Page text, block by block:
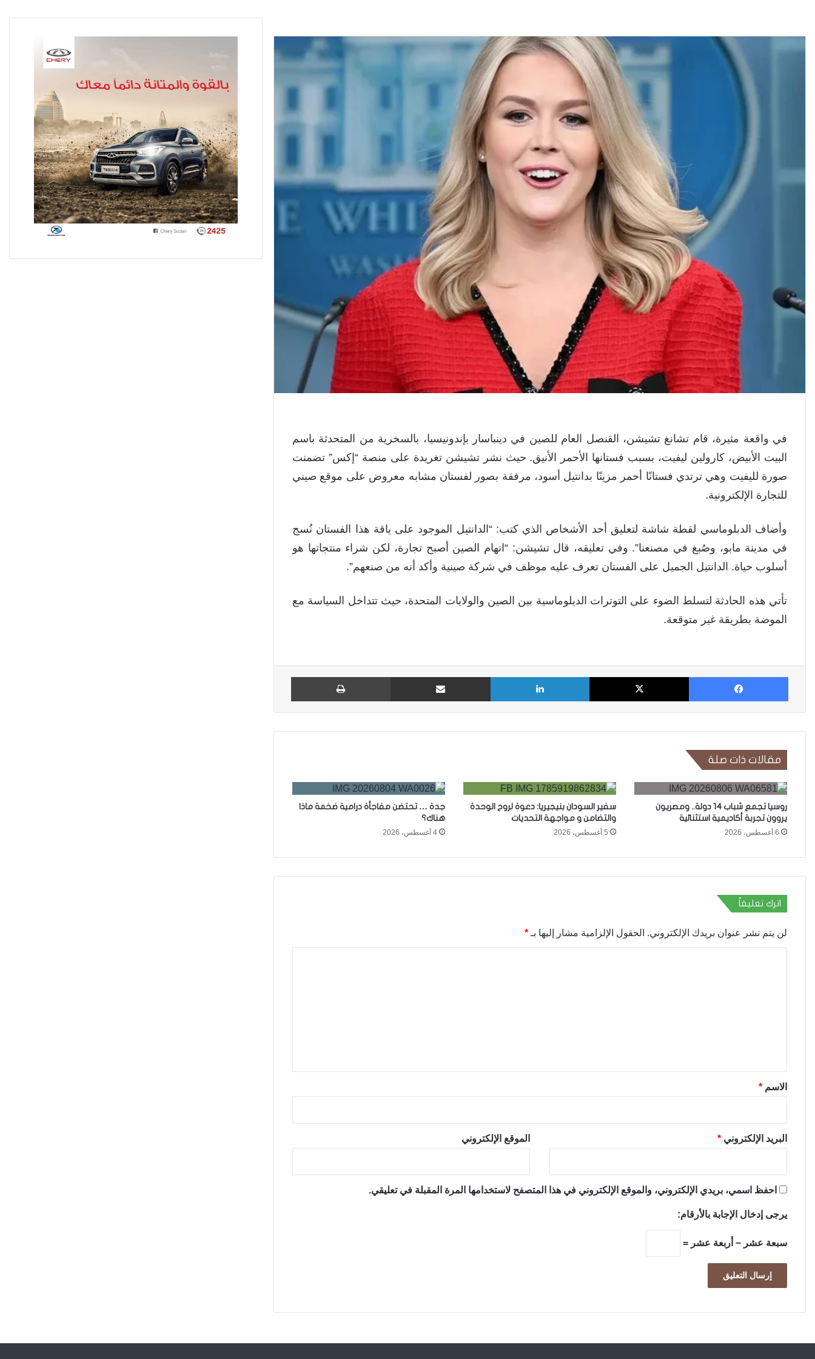
في واقعة مثيرة، قام تشانغ تشيشن، القنصل العام للصين في دينباسار بإندونيسيا، بالسخرية من المتحدثة باسم
البيت الأبيض، كارولين ليفيت، بسبب فستانها الأحمر الأنيق. حيث نشر تشيشن تغريدة على منصة “إكس” تضمنت
صورة لليفيت وهي ترتدي فستانًا أحمر مزينًا بدانتيل أسود، مرفقة بصور لفستان مشابه معروض على موقع صيني
للتجارة الإلكترونية.
وأضاف الدبلوماسي لقطة شاشة لتعليق أحد الأشخاص الذي كتب: “الدانتيل الموجود على ياقة هذا الفستان نُسج
في مدينة مابو، وصُبغ في مصنعنا”. وفي تعليقه، قال تشيشن: “اتهام الصين أصبح تجارة، لكن شراء منتجاتها هو
أسلوب حياة. الدانتيل الجميل على الفستان تعرف عليه موظف في شركة صينية وأكد أنه من صنعهم”.
تأتي هذه الحادثة لتسلط الضوء على التوترات الدبلوماسية بين الصين والولايات المتحدة، حيث تتداخل السياسة مع
الموضة بطريقة غير متوقعة.
فيسبوك X لينكدإن مشاركة عبر البريد طباعة
مقالات ذات صلة
روسيا تجمع شباب 14 دولة.. ومصريون
يروون تجربة أكاديمية استثنائية
6 أغسطس، 2026
سفير السودان بنيجيريا: دعوة لروح الوحدة
والتضامن و مواجهة التحديات
5 أغسطس، 2026
جدة … تحتضن مفاجأة درامية ضخمة ماذا
هناك؟
4 أغسطس، 2026
اترك تعليقاً
لن يتم نشر عنوان بريدك الإلكتروني. الحقول الإلزامية مشار إليها بـ *
*الاسم *
البريد الإلكتروني * الموقع الإلكتروني
احفظ اسمي، بريدي الإلكتروني، والموقع الإلكتروني في هذا المتصفح لاستخدامها المرة المقبلة في تعليقي.
يرجى إدخال الإجابة بالأرقام:
سبعة عشر − أربعة عشر =